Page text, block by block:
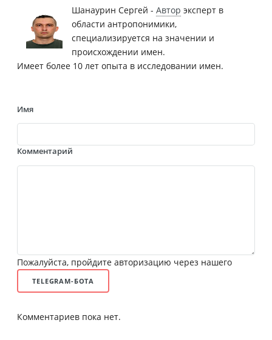
Шанаурин Сергей - Автор эксперт в
области антропонимики,
специализируется на значении и
происхождении имен.
Имеет более 10 лет опыта в исследовании имен.
Имя
Комментарий
Пожалуйста, пройдите авторизацию через нашего
TELEGRAM-БОТА
Комментариев пока нет.